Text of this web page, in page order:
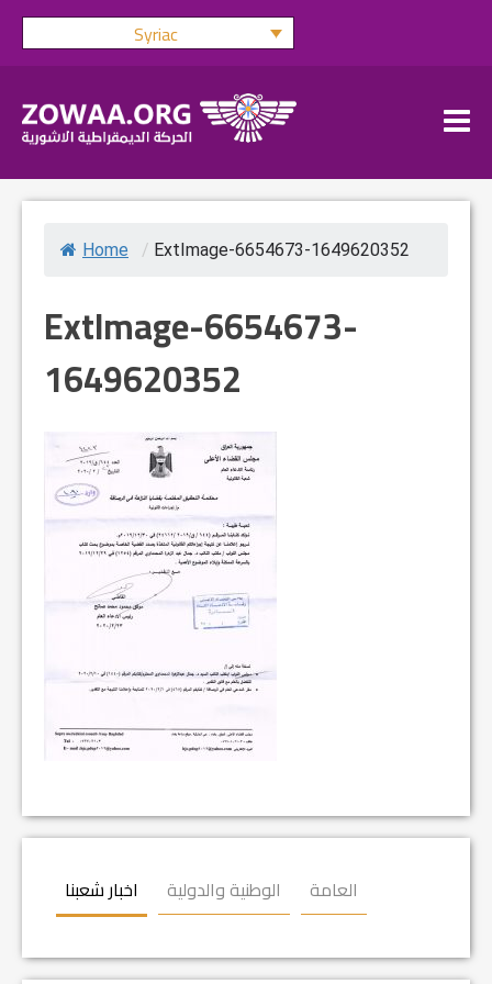
Skip
Syriac
Home / ExtImage-6654673-1649620352
ExtImage-6654673-
1649620352
اخبار شعبنا الوطنية والدولية العامة